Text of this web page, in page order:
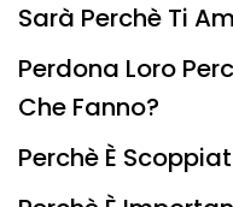
Sarà Perchè Ti
Perdona Loro
Che Fanno?
Perchè È